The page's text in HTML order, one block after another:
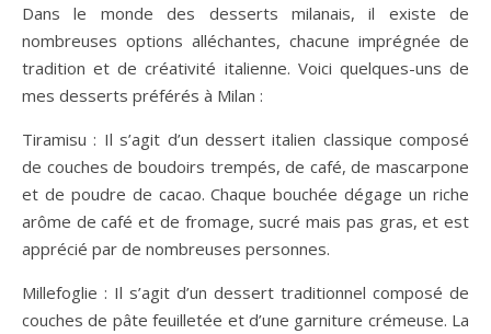
Dans le monde des desserts milanais, il existe de
nombreuses options alléchantes, chacune imprégnée de
tradition et de créativité italienne. Voici quelques-uns de
mes desserts préférés à Milan :
Tiramisu : Il s’agit d’un dessert italien classique composé
de couches de boudoirs trempés, de café, de mascarpone
et de poudre de cacao. Chaque bouchée dégage un riche
arôme de café et de fromage, sucré mais pas gras, et est
apprécié par de nombreuses personnes.
Millefoglie : Il s’agit d’un dessert traditionnel composé de
couches de pâte feuilletée et d’une garniture crémeuse. La